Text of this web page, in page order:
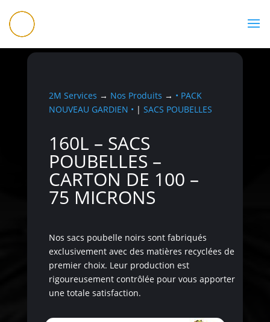
2M Services → Nos Produits → • PACK
NOUVEAU GARDIEN • | SACS POUBELLES
160L – SACS
POUBELLES –
CARTON DE 100 –
75 MICRONS
Nos sacs poubelle noirs sont fabriqués
exclusivement avec des matières recyclées de
premier choix. Leur production est
rigoureusement contrôlée pour vous apporter
une totale satisfaction.